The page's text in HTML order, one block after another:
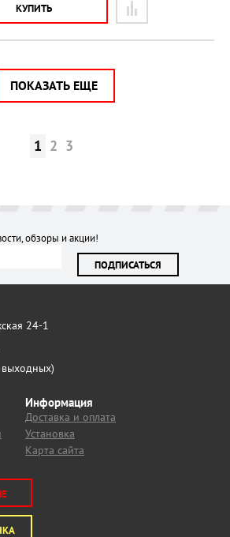
КУПИТЬ
ПОКАЗАТЬ ЕЩЕ
1 2 3
обзоры и акции!
ПОДПИСАТЬСЯ
24-1
Информация
Доставка и оплата
Установка
Карта сайта